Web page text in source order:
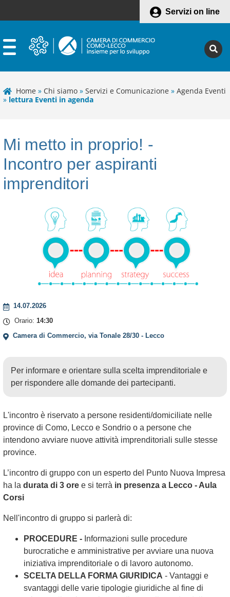
Servizi on line
Home » Chi siamo » Servizi e Comunicazione » Agenda Eventi
» lettura Eventi in agenda
Mi metto in proprio! -
Incontro per aspiranti
imprenditori
14.07.2026
Orario: 14:30
Camera di Commercio, via Tonale 28/30 - Lecco
Per informare e orientare sulla scelta imprenditoriale e
per rispondere alle domande dei partecipanti.
L'incontro è riservato a persone residenti/domiciliate nelle
province di Como, Lecco e Sondrio o a persone che
intendono avviare nuove attività imprenditoriali sulle stesse
province.
L’incontro di gruppo con un esperto del Punto Nuova Impresa
ha la durata di 3 ore e si terrà in presenza a Lecco - Aula
Corsi
Nell'incontro di gruppo si parlerà di:
PROCEDURE - Informazioni sulle procedure
burocratiche e amministrative per avviare una nuova
iniziativa imprenditoriale o di lavoro autonomo.
SCELTA DELLA FORMA GIURIDICA - Vantaggi e
svantaggi delle varie tipologie giuridiche al fine di